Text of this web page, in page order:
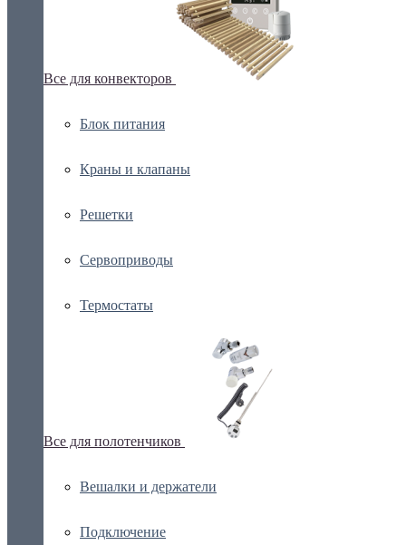
Все для конвекторов
Блок питания
Краны и клапаны
Решетки
Сервоприводы
Термостаты
Все для полотенчиков
Вешалки и держатели
Подключение